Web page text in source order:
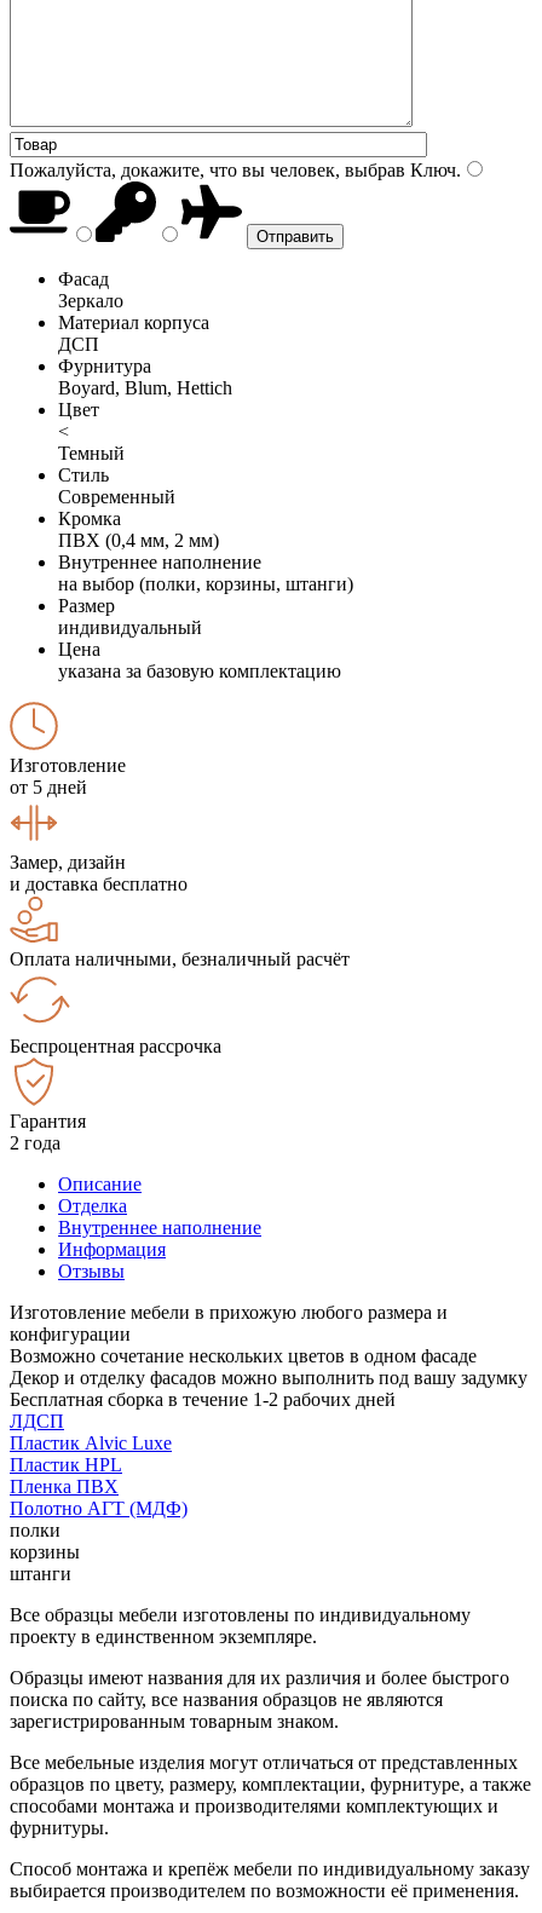
Пожалуйста, докажите, что вы человек, выбрав Ключ.
Фасад
Зеркало
Материал корпуса
ДСП
Фурнитура
Boyard, Blum, Hettich
Цвет
<
Темный
Стиль
Современный
Кромка
ПВХ (0,4 мм, 2 мм)
Внутреннее наполнение
на выбор (полки, корзины, штанги)
Размер
индивидуальный
Цена
указана за базовую комплектацию
Изготовление
от 5 дней
Замер, дизайн
и доставка бесплатно
Оплата наличными, безналичный расчёт
Беспроцентная рассрочка
Гарантия
2 года
Описание
Отделка
Внутреннее наполнение
Информация
Отзывы
Изготовление мебели в прихожую любого размера и
конфигурации
Возможно сочетание нескольких цветов в одном фасаде
Декор и отделку фасадов можно выполнить под вашу задумку
Бесплатная сборка в течение 1-2 рабочих дней
ЛДСП
Пластик Alvic Luxe
Пластик HPL
Пленка ПВХ
Полотно АГТ (МДФ)
полки
корзины
штанги
Все образцы мебели изготовлены по индивидуальному
проекту в единственном экземпляре.
Образцы имеют названия для их различия и более быстрого
поиска по сайту, все названия образцов не являются
зарегистрированным товарным знаком.
Все мебельные изделия могут отличаться от представленных
образцов по цвету, размеру, комплектации, фурнитуре, а также
способами монтажа и производителями комплектующих и
фурнитуры.
Способ монтажа и крепёж мебели по индивидуальному заказу
выбирается производителем по возможности её применения.